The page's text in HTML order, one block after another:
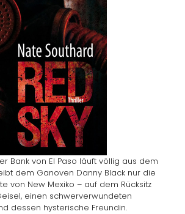
Bank von El Paso läuft völlig aus dem
dem Ganoven Danny Black nur die
von New Mexiko – auf dem Rücksitz
einen schwerverwundeten
dessen hysterische Freundin.